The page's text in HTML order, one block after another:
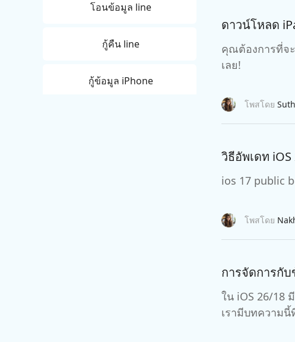
โอนข้อมูล line
กู้คืน line
กู้ข้อมูล iPhone
ดาวน์โหลด
คุณต้องการที่จ
เลย!
โพสโดย
วิธีอัพเดท
ios 17 public
โพสโดย
การจัดการกั
ใน iOS 26/18 มี